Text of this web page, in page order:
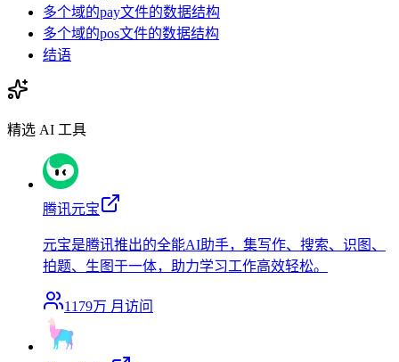
多个域的pay文件的数据结构
多个域的pos文件的数据结构
结语
精选 AI 工具
腾讯元宝
元宝是腾讯推出的全能AI助手，集写作、搜索、识图、
拍题、生图于一体，助力学习工作高效轻松。
1179万 月访问